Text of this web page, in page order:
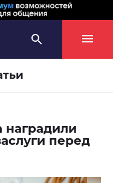
наградили
перед